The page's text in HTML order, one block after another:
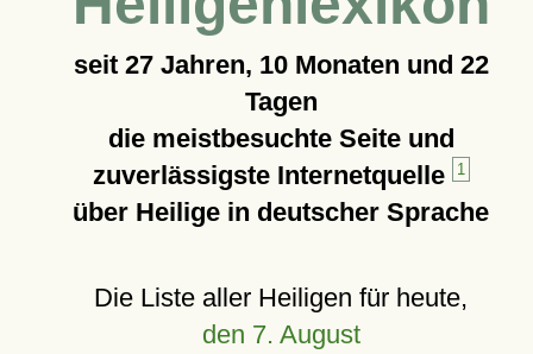
seit 27 Jahren, 10 Monaten und 22
Tagen
die meistbesuchte Seite und
zuverlässigste Internetquelle
1
über Heilige in deutscher Sprache
Die Liste aller Heiligen für heute,
den 7. August